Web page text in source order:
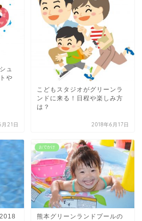
ュ
や
21日
こどもスタジオがグリーンラ
ンドに来る！日程や楽しみ方
は？
2018年6月17日
おでかけ
熊本グリーンランドプールの